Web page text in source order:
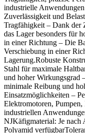
industrielle
Zuverlässigkeit und
Tragfähigkeit – Dank der
das Lager besonders für
in einer Richtung – Die
Verschiebung in einer
Lagerung.Robuste
Stahl für maximale
und hoher Wirkungsgrad
minimale Reibung und
Einsatzmöglichkeiten –
Elektromotoren,
industriellen
NJKäfigmaterial: Je nach
Polyamid